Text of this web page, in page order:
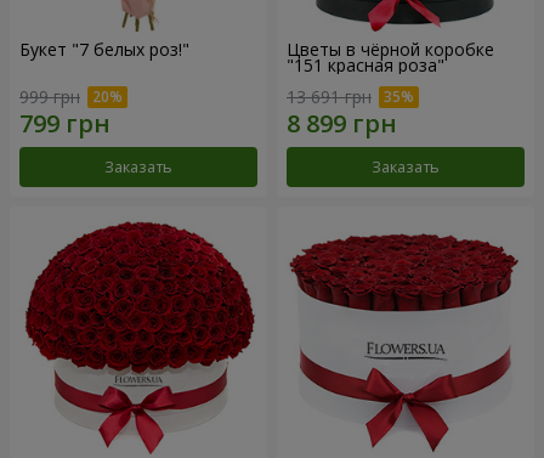
Букет "7 белых роз!"
999 грн
Заказать
Цветы в чёрной коробке
"151 красная роза"
13 691 грн
Заказать